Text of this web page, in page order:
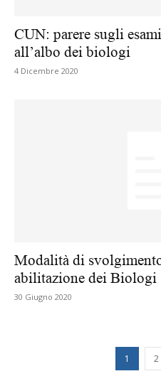
CUN: parere sugli
all’albo dei biologi
4 Dicembre 2020
Modalità di
abilitazione dei Biologi
30 Giugno 2020
1 2